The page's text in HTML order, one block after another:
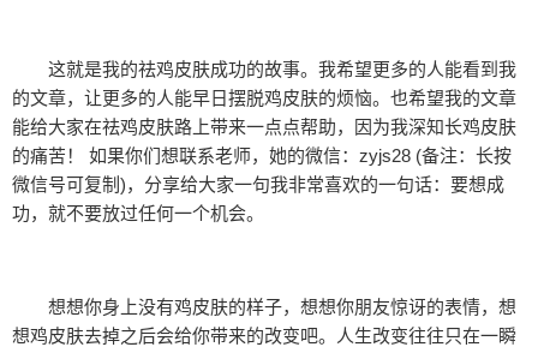
这就是我的祛鸡皮肤成功的故事。我希望更多的人能看到我
的文章，让更多的人能早日摆脱鸡皮肤的烦恼。也希望我的文章
能给大家在祛鸡皮肤路上带来一点点帮助，因为我深知长鸡皮肤
的痛苦！ 如果你们想联系老师，她的微信：zyjs28 (备注：长按
微信号可复制)，分享给大家一句我非常喜欢的一句话：要想成
功，就不要放过任何一个机会。
想想你身上没有鸡皮肤的样子，想想你朋友惊讶的表情，想
想鸡皮肤去掉之后会给你带来的改变吧。人生改变往往只在一瞬